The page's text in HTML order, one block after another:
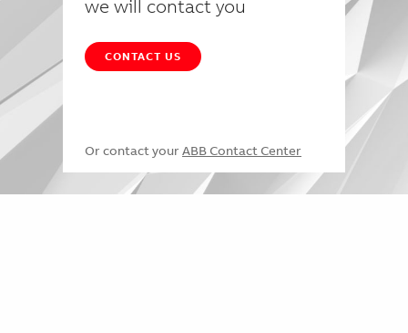
we will contact you
CONTACT US
Or contact your ABB Contact Center